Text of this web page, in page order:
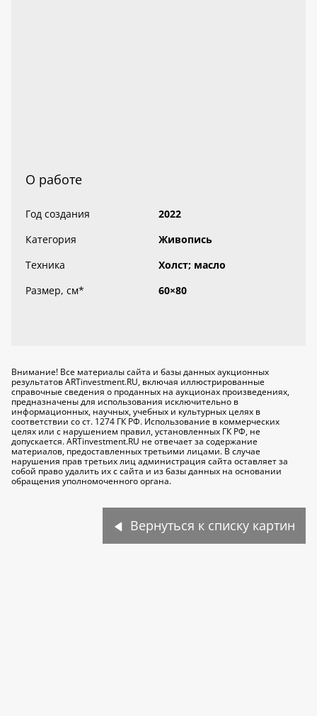
О работе
Год создания
2022
Категория
Живопись
Техника
Холст; масло
Размер, см* 60×80
Внимание! Все материалы сайта и базы данных аукционных
результатов ARTinvestment.RU, включая иллюстрированные
справочные сведения о проданных на аукционах произведениях,
предназначены для использования исключительно в
информационных, научных, учебных и культурных целях в
соответствии со ст. 1274 ГК РФ. Использование в коммерческих
целях или с нарушением правил, установленных ГК РФ, не
допускается. ARTinvestment.RU не отвечает за содержание
материалов, предоставленных третьими лицами. В случае
нарушения прав третьих лиц администрация сайта оставляет за
собой право удалить их с сайта и из базы данных на основании
обращения уполномоченного органа.
Вернуться к списку картин